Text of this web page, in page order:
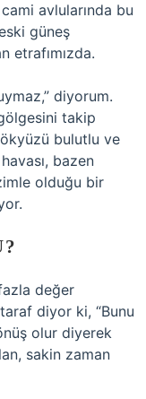
avlularında bu
güneş
etrafımızda.
diyorum.
takip
bulutlu ve
bazen
olduğu bir
değer
diyor ki, “Bunu
olur diyerek
sakin zaman